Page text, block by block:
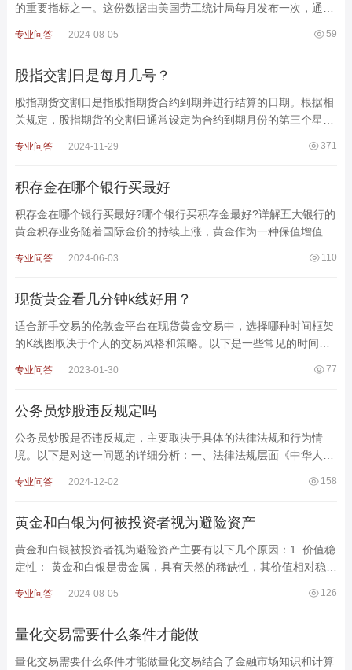
的重要指标之一。这份数据由美国劳工统计局每月发布一次，通常
59
专业问答 2024-08-05
股指交割日是每月几号？
股指期货交割日是指股指期货合约到期并进行结算的日期。根据相
关规定，股指期货的交割日通常设定为合约到期月份的第三个星期
371
专业问答 2024-11-29
积存金在哪个银行买最好
积存金在哪个银行买最好?哪个银行买积存金最好?详解五大银行的
黄金积存业务随着国际金价的持续上涨，黄金作为一种保值增值的
110
专业问答 2024-06-03
现货黄金看几分钟k线好用？
适合新手交易的伦敦金平台在现货黄金交易中，选择哪种时间框架
的K线图取决于个人的交易风格和策略。以下是一些常见的时间框
77
专业问答 2023-01-30
公务员炒股违反规定吗
公务员炒股是否违反规定，主要取决于具体的法律法规和行为情
境。以下是对这一问题的详细分析：一、法律法规层面《中华人民
158
专业问答 2024-12-02
黄金和白银为何被投资者视为避险资产
黄金和白银被投资者视为避险资产主要有以下几个原因：1. 价值稳
定性： 黄金和白银是贵金属，具有天然的稀缺性，其价值相对稳
126
专业问答 2024-08-05
量化交易需要什么条件才能做
量化交易需要什么条件才能做量化交易结合了金融市场知识和计算